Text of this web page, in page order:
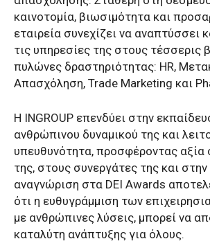
καινοτομία, βιωσιμότητα και
εταιρεία συνεχίζει να αναπτύσσει
τις υπηρεσίες της στους τέσσερις
πυλώνες δραστηριότητας: HR,
Απασχόληση, Trade Marketing και
Η INGROUP επενδύει στην
ανθρώπινου δυναμικού της και
υπευθυνότητα, προσφέροντας αξία
της, στους συνεργάτες της και
αναγνώριση στα DEI Awards
ότι η ευθυγράμμιση των
με ανθρώπινες λύσεις, μπορεί να
καταλύτη ανάπτυξης για όλους.